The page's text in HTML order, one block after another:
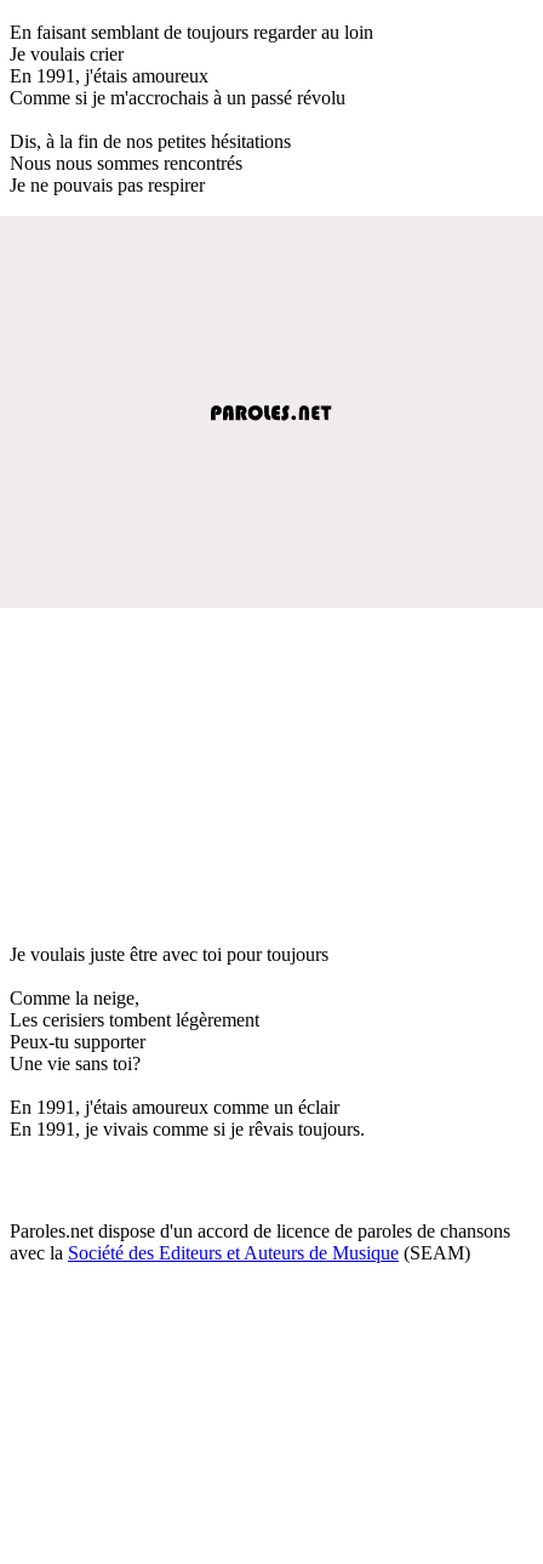
En faisant semblant de toujours regarder au loin
Je voulais crier
En 1991, j'étais amoureux
Comme si je m'accrochais à un passé révolu
Dis, à la fin de nos petites hésitations
Nous nous sommes rencontrés
Je ne pouvais pas respirer
Je voulais juste être avec toi pour toujours
Comme la neige,
Les cerisiers tombent légèrement
Peux-tu supporter
Une vie sans toi?
En 1991, j'étais amoureux comme un éclair
En 1991, je vivais comme si je rêvais toujours.
Paroles.net dispose d'un accord de licence de paroles de chansons
avec la Société des Editeurs et Auteurs de Musique (SEAM)